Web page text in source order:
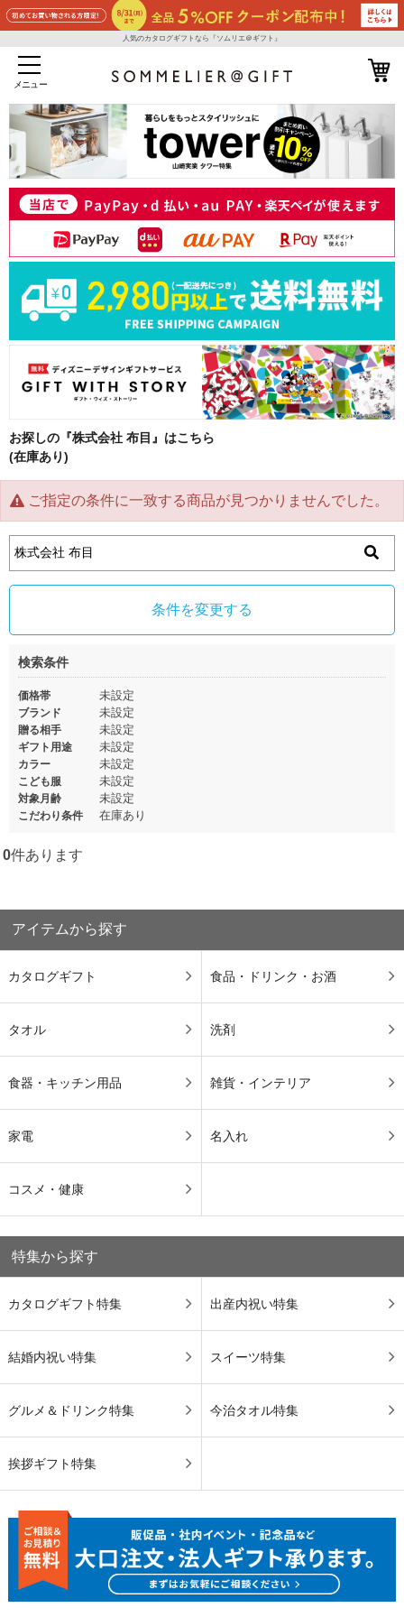
人気のカタログギフトなら『ソムリエ＠ギフト』
メニュー
お探しの『株式会社 布目』はこちら
(在庫あり)
ご指定の条件に一致する商品が見つかりませんでした。
条件を変更する
検索条件
価格帯 未設定
ブランド 未設定
贈る相手 未設定
ギフト用途 未設定
カラー 未設定
こども服 未設定
対象月齢 未設定
こだわり条件 在庫あり
0件あります
アイテムから探す
カタログギフト 食品・ドリンク・お酒
タオル 洗剤
食器・キッチン用品 雑貨・インテリア
家電 名入れ
コスメ・健康
特集から探す
カタログギフト特集 出産内祝い特集
結婚内祝い特集 スイーツ特集
グルメ＆ドリンク特集 今治タオル特集
挨拶ギフト特集